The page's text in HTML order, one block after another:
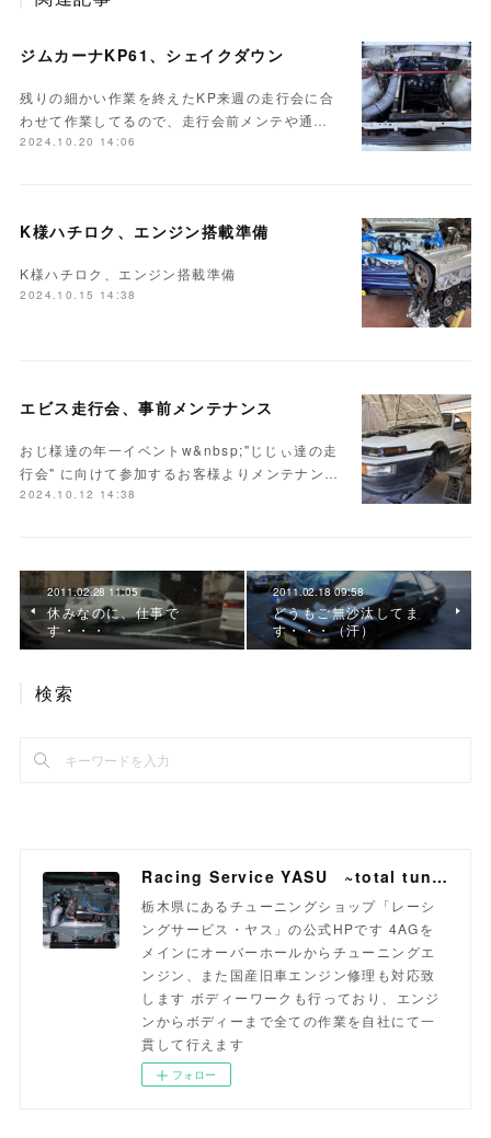
ジムカーナKP61、シェイクダウン
残りの細かい作業を終えたKP来週の走行会に合
わせて作業してるので、走行会前メンテや通…
2024.10.20 14:06
K様ハチロク、エンジン搭載準備
K様ハチロク、エンジン搭載準備
2024.10.15 14:38
エビス走行会、事前メンテナンス
おじ様達の年一イベントw&nbsp;"じじぃ達の走
行会" に向けて参加するお客様よりメンテナン…
2024.10.12 14:38
2011.02.28 11:05
休みなのに、仕事で
す・・・
2011.02.18 09:58
どうもご無沙汰してま
す・・・（汗）
検索
Racing Service YASU ~total tuning proshop~
栃木県にあるチューニングショップ「レーシ
ングサービス・ヤス」の公式HPです 4AGを
メインにオーバーホールからチューニングエ
ンジン、また国産旧車エンジン修理も対応致
します ボディーワークも行っており、エンジ
ンからボディーまで全ての作業を自社にて一
貫して行えます
フォロー